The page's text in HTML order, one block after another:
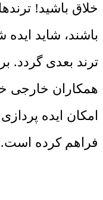
خلاق باشید!
باشند، شاید
ترند بعدی گردد.
همکاران خارجی
امکان ایده
فراهم کرده است.